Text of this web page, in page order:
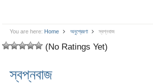
You are here: Home অনুপ্রেরণা স্বপ্নবাজ
(No Ratings Yet)
স্বপ্নবাজ